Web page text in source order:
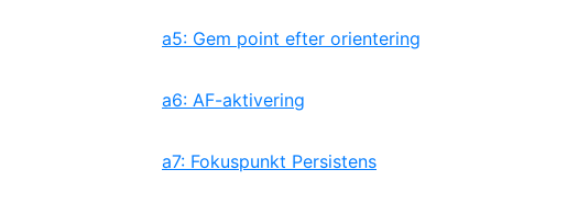
a5: Gem point efter orientering
a6: AF-aktivering
a7: Fokuspunkt Persistens